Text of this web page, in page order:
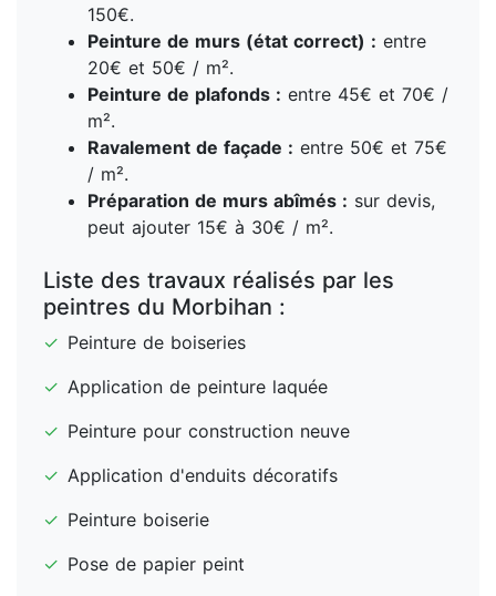
150€.
Peinture de murs (état correct) : entre
20€ et 50€ / m².
Peinture de plafonds : entre 45€ et 70€ /
m².
Ravalement de façade : entre 50€ et 75€
/ m².
Préparation de murs abîmés : sur devis,
peut ajouter 15€ à 30€ / m².
Liste des travaux réalisés par les
peintres du Morbihan :
✓ Peinture de boiseries
✓ Application de peinture laquée
✓ Peinture pour construction neuve
✓ Application d'enduits décoratifs
✓ Peinture boiserie
✓ Pose de papier peint